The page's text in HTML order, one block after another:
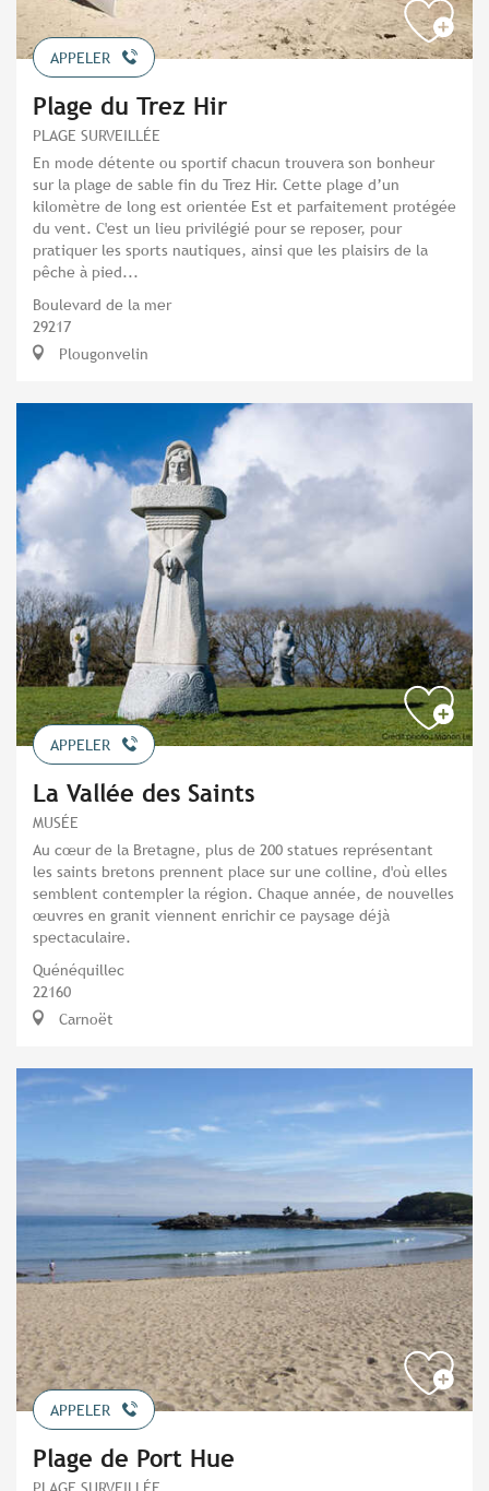
APPELER
Plage du Trez Hir
PLAGE SURVEILLÉE
En mode détente ou sportif chacun trouvera son bonheur
sur la plage de sable fin du Trez Hir. Cette plage d’un
kilomètre de long est orientée Est et parfaitement protégée
du vent. C'est un lieu privilégié pour se reposer, pour
pratiquer les sports nautiques, ainsi que les plaisirs de la
pêche à pied...
Boulevard de la mer
29217
Plougonvelin
APPELER
La Vallée des Saints
MUSÉE
Au cœur de la Bretagne, plus de 200 statues représentant
les saints bretons prennent place sur une colline, d'où elles
semblent contempler la région. Chaque année, de nouvelles
œuvres en granit viennent enrichir ce paysage déjà
spectaculaire.
Quénéquillec
22160
Carnoët
APPELER
Plage de Port Hue